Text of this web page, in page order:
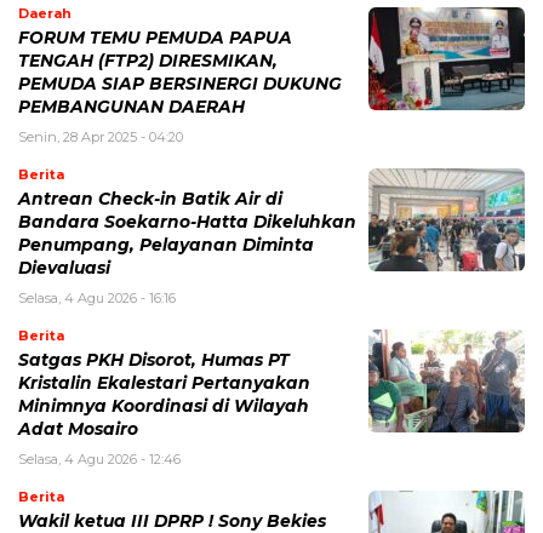
Daerah
FORUM TEMU PEMUDA PAPUA
TENGAH (FTP2) DIRESMIKAN,
PEMUDA SIAP BERSINERGI DUKUNG
PEMBANGUNAN DAERAH
Senin, 28 Apr 2025 - 04:20
Berita
Antrean Check-in Batik Air di
Bandara Soekarno-Hatta Dikeluhkan
Penumpang, Pelayanan Diminta
Dievaluasi
Selasa, 4 Agu 2026 - 16:16
Berita
Satgas PKH Disorot, Humas PT
Kristalin Ekalestari Pertanyakan
Minimnya Koordinasi di Wilayah
Adat Mosairo
Selasa, 4 Agu 2026 - 12:46
Berita
Wakil ketua III DPRP ! Sony Bekies